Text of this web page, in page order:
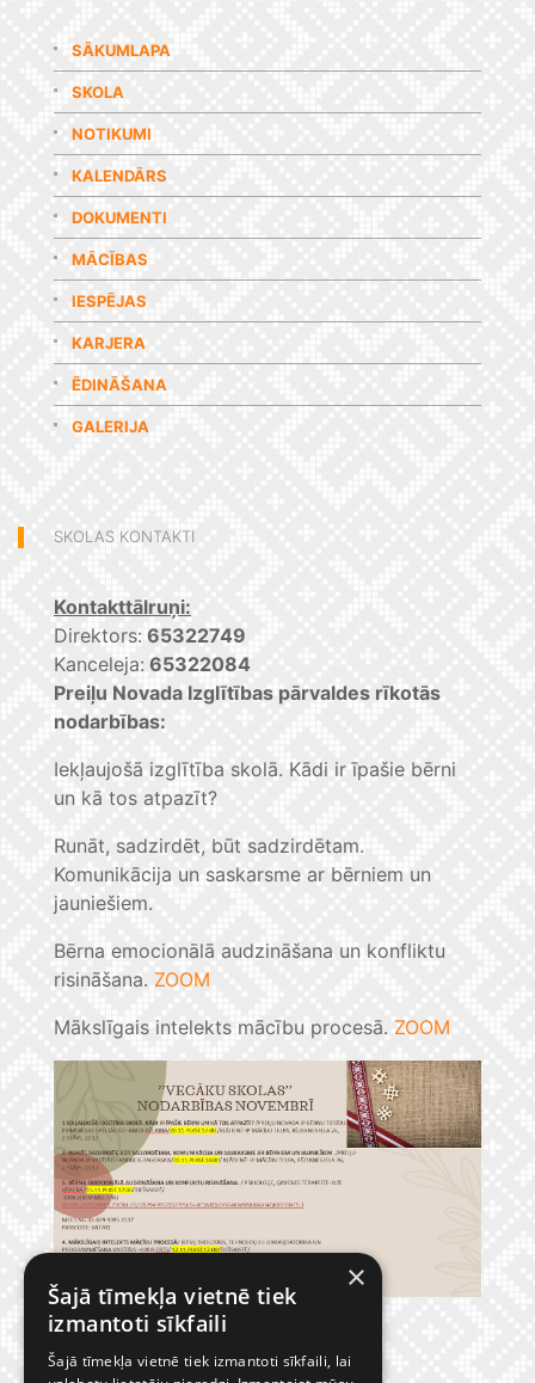
SĀKUMLAPA
SKOLA
NOTIKUMI
KALENDĀRS
DOKUMENTI
MĀCĪBAS
IESPĒJAS
KARJERA
ĒDINĀŠANA
GALERIJA
SKOLAS KONTAKTI
Kontakttālruņi:
Direktors: 65322749
Kanceleja: 65322084
Preiļu Novada Izglītības pārvaldes rīkotās
nodarbības:
Iekļaujošā izglītība skolā. Kādi ir īpašie bērni
un kā tos atpazīt?
Runāt, sadzirdēt, būt sadzirdētam.
Komunikācija un saskarsme ar bērniem un
jauniešiem.
Bērna emocionālā audzināšana un konfliktu
risināšana. ZOOM
Mākslīgais intelekts mācību procesā. ZOOM
×
Šajā tīmekļa vietnē tiek
izmantoti sīkfaili
Šajā tīmekļa vietnē tiek izmantoti sīkfaili, lai